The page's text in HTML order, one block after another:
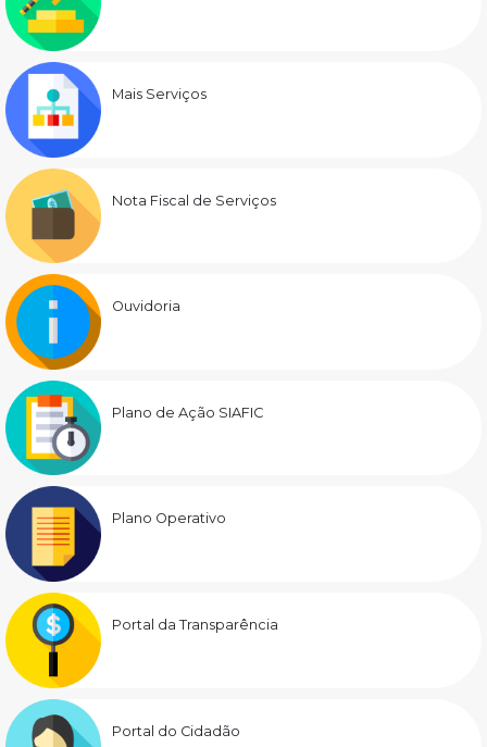
Mais Serviços
Nota Fiscal de Serviços
Ouvidoria
Plano de Ação SIAFIC
Plano Operativo
Portal da Transparência
Portal do Cidadão